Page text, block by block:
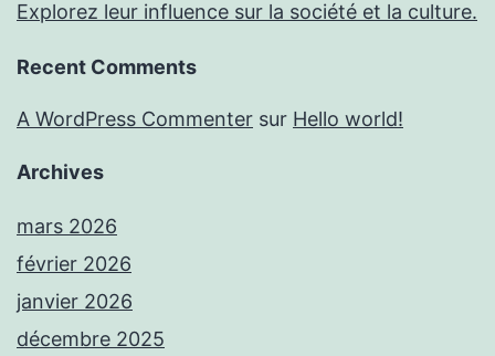
Explorez leur influence sur la société et la culture.
Recent Comments
A WordPress Commenter sur Hello world!
Archives
mars 2026
février 2026
janvier 2026
décembre 2025